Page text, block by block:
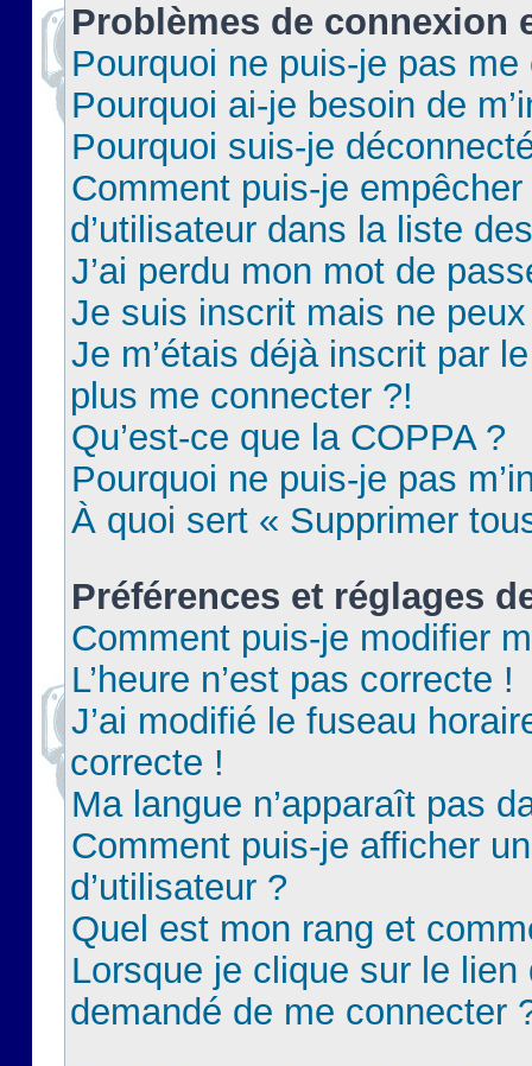
Problèmes de connexion
Pourquoi ne puis-je pas
Pourquoi ai-je besoin de
Pourquoi suis-je
Comment puis-je
d’utilisateur dans la liste
J’ai perdu mon mot de
Je suis inscrit mais ne
Je m’étais déjà inscrit par
plus me connecter ?!
Qu’est-ce que la COPPA ?
Pourquoi ne puis-je pas
À quoi sert « Supprimer
Préférences et réglages
Comment puis-je modifier
L’heure n’est pas correcte !
J’ai modifié le fuseau
correcte !
Ma langue n’apparaît pas
Comment puis-je afficher
d’utilisateur ?
Quel est mon rang et
Lorsque je clique sur le lien
demandé de me connecter